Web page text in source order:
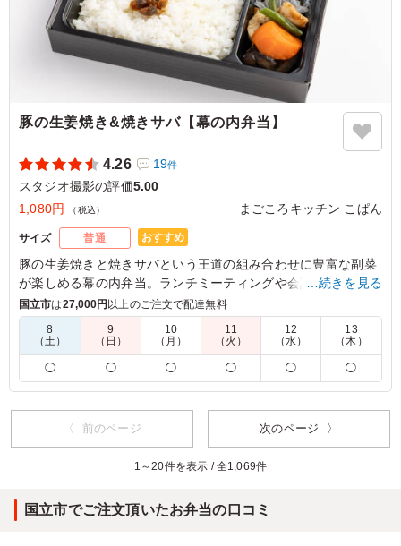
豚の生姜焼き&焼きサバ【幕の内弁当】
4.26 19件
スタジオ撮影の評価5.00
1,080円
（税込） まごころキッチン こぱん
サイズ 普通 おすすめ
豚の生姜焼きと焼きサバという王道の組み合わせに豊富な副菜
が楽しめる幕の内弁当。ランチミーティングや会議などの食事
にぴったりです。
5.0 株式会社キャブスリー
豚の生姜焼きの味付けがおいしく、ごはんがたりないくら
いでした、たまごやきがはいっているのも箸休めになり、
が、生野菜がもう少し多いと完璧です。
…続きを見る
国立市は27,000円以上のご注文で配達無料
8
（土）
9
（日）
10
（月）
11
（火）
12
（水）
13
（木）
◯ ◯ ◯ ◯ ◯ ◯
〈 前のページ 次のページ 〉
1～20件を表示 / 全1,069件
国立市でご注文頂いたお弁当の口コミ